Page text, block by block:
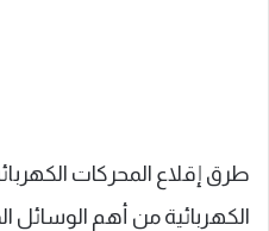
طرق إقلاع المحركات
الكهربائية من أهم الوسائل